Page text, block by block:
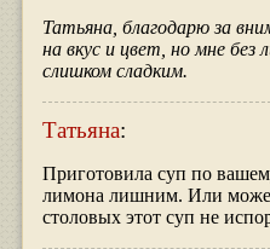
Татьяна, благодарю за
на вкус и цвет, но мне без
слишком сладким.
Татьяна:
Приготовила суп по
лимона лишним. Или
столовых этот суп не